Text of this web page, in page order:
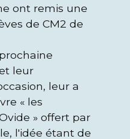
ont remis une
de CM2 de
leur
leur a
« les
» offert par
l'idée étant de